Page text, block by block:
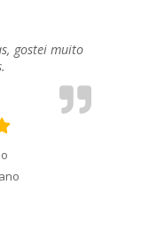
gostei muito